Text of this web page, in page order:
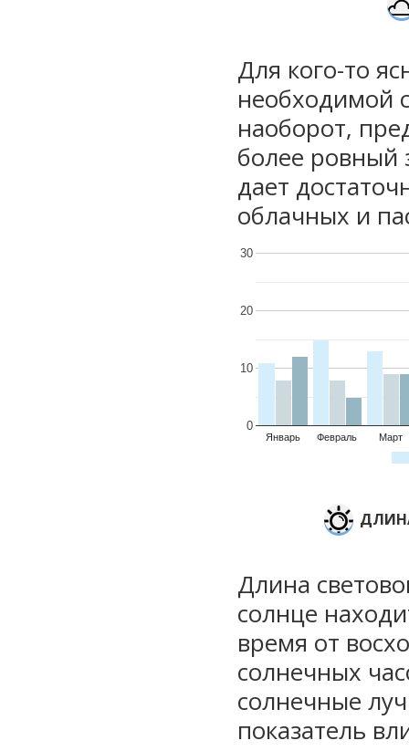
Для кого-то
необходимой
наоборот,
более ровный
дает
облачных и
Январь Февраль Март
0
10
20
30
Длина
солнце
время от
солнечных
солнечные
показатель